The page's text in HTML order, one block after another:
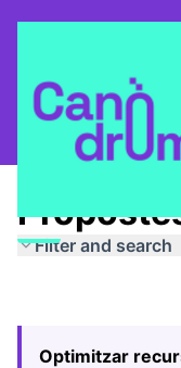
Pla Estratègic
Filter and search
Optimitzar